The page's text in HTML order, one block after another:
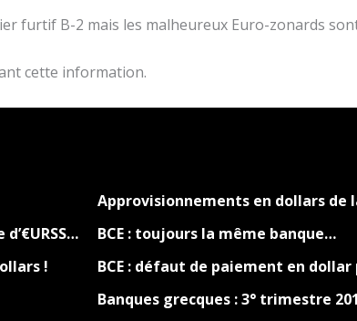
furtif B-2 mais les malheureux Euro-zonards
cette information.
Approvisionnements en dollars de
BCE : toujours la même banque…
!
BCE : défaut de paiement en
Banques grecques : 3° trimestre